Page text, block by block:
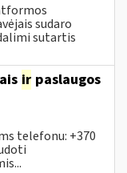
sudaro
sutartis
ir paslaugos
telefonu: +370